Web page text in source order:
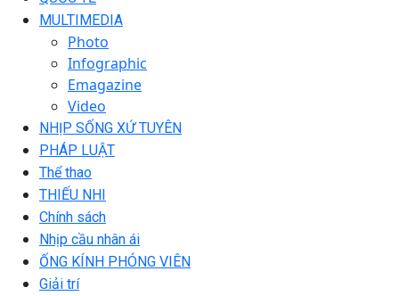
MULTIMEDIA
Photo
Infographic
Emagazine
Video
NHỊP SỐNG XỨ TUYÊN
PHÁP LUẬT
Thể thao
THIẾU NHI
Chính sách
Nhịp cầu nhân ái
ỐNG KÍNH PHÓNG VIÊN
Giải trí